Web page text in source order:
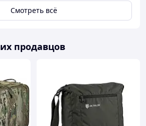
Смотреть всё
продавцов